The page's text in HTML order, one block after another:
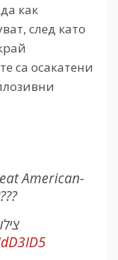
как
след като
са осакатени
American-